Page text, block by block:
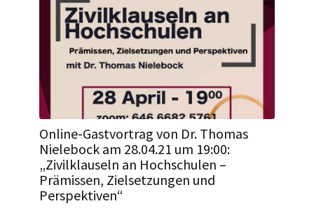
Online-Gastvortrag von Dr. Thomas
Nielebock am 28.04.21 um 19:00:
„Zivilklauseln an Hochschulen –
Prämissen, Zielsetzungen und
Perspektiven“